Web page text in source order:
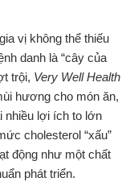
vị không thể thiếu
danh là “cây của
trội, Very Well Health
hương cho món ăn,
nhiều lợi ích to lớn
cholesterol “xấu”
động như một chất
phát triển.